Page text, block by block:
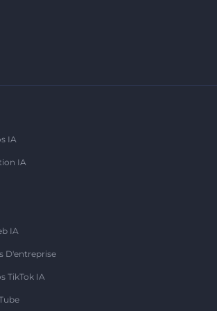
IA
IA
IA
D'entreprise
TikTok IA